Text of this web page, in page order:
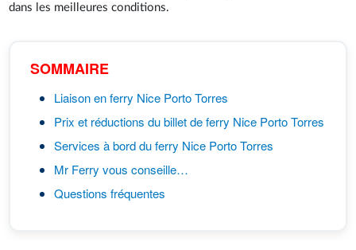
dans les meilleures conditions.
SOMMAIRE
Liaison en ferry Nice Porto Torres
Prix et réductions du billet de ferry Nice Porto Torres
Services à bord du ferry Nice Porto Torres
Mr Ferry vous conseille…
Questions fréquentes